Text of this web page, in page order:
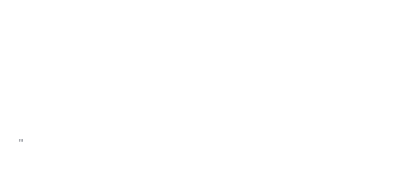
"